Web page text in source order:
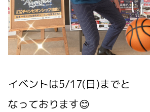
イベントは5/17(日)までと
なっております😊